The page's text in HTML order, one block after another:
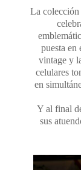
La colección
puesta en
vintage y
celulares
en
Y al final
sus